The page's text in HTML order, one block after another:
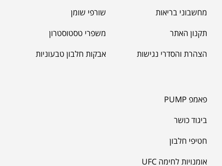
מחשבוני בריאות
תקנון האתר
הצהרת והסדרי נגישות
שורפי שומן
משפרי טסטוסטרון
אבקות חלבון טבעוניות
פאמפ PUMP
ביגוד כושר
חטיפי חלבון
אומנויות לחימה UFC